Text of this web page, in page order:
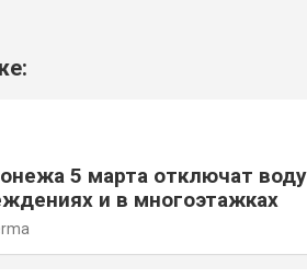
5 марта отключат
и в многоэтажках